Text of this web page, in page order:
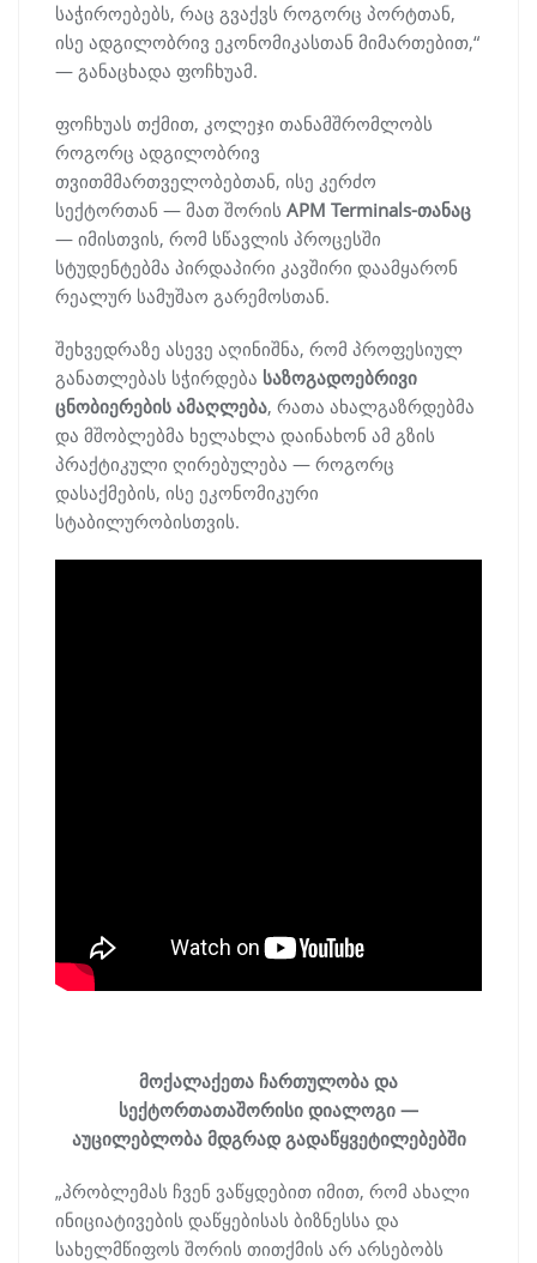
საჭიროებებს, რაც გვაქვს როგორც პორტთან,
ისე ადგილობრივ ეკონომიკასთან მიმართებით,“
— განაცხადა ფოჩხუამ.
ფოჩხუას თქმით, კოლეჯი თანამშრომლობს
როგორც ადგილობრივ
თვითმმართველობებთან, ისე კერძო
სექტორთან — მათ შორის APM Terminals-თანაც
— იმისთვის, რომ სწავლის პროცესში
სტუდენტებმა პირდაპირი კავშირი დაამყარონ
რეალურ სამუშაო გარემოსთან.
შეხვედრაზე ასევე აღინიშნა, რომ პროფესიულ
განათლებას სჭირდება საზოგადოებრივი
ცნობიერების ამაღლება, რათა ახალგაზრდებმა
და მშობლებმა ხელახლა დაინახონ ამ გზის
პრაქტიკული ღირებულება — როგორც
დასაქმების, ისე ეკონომიკური
სტაბილურობისთვის.
მოქალაქეთა ჩართულობა და
სექტორთათაშორისი დიალოგი —
აუცილებლობა მდგრად გადაწყვეტილებებში
„პრობლემას ჩვენ ვაწყდებით იმით, რომ ახალი
ინიციატივების დაწყებისას ბიზნესსა და
სახელმწიფოს შორის თითქმის არ არსებობს